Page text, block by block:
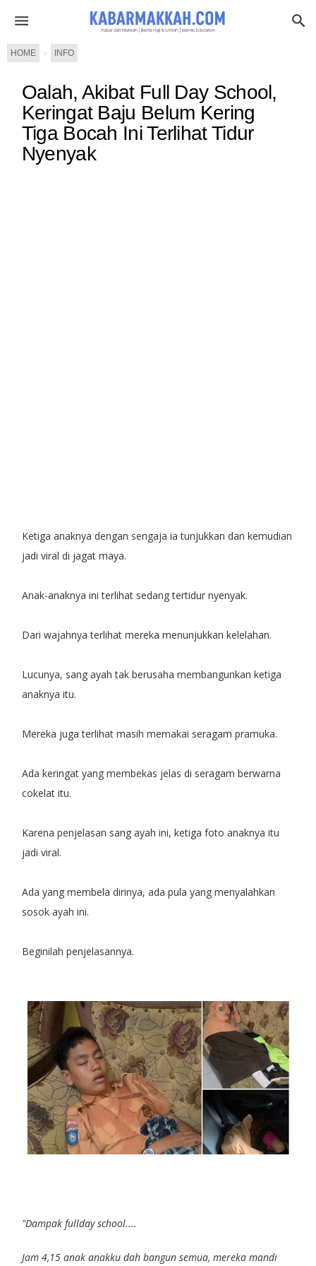
HOME › INFO
Oalah, Akibat Full Day School,
Keringat Baju Belum Kering
Tiga Bocah Ini Terlihat Tidur
Nyenyak
Ketiga anaknya dengan sengaja ia tunjukkan dan kemudian
jadi viral di jagat maya.
Anak-anaknya ini terlihat sedang tertidur nyenyak.
Dari wajahnya terlihat mereka menunjukkan kelelahan.
Lucunya, sang ayah tak berusaha membangunkan ketiga
anaknya itu.
Mereka juga terlihat masih memakai seragam pramuka.
Ada keringat yang membekas jelas di seragam berwarna
cokelat itu.
Karena penjelasan sang ayah ini, ketiga foto anaknya itu
jadi viral.
Ada yang membela dirinya, ada pula yang menyalahkan
sosok ayah ini.
Beginilah penjelasannya.
"Dampak fullday school....
Jam 4,15 anak anakku dah bangun semua, mereka mandi